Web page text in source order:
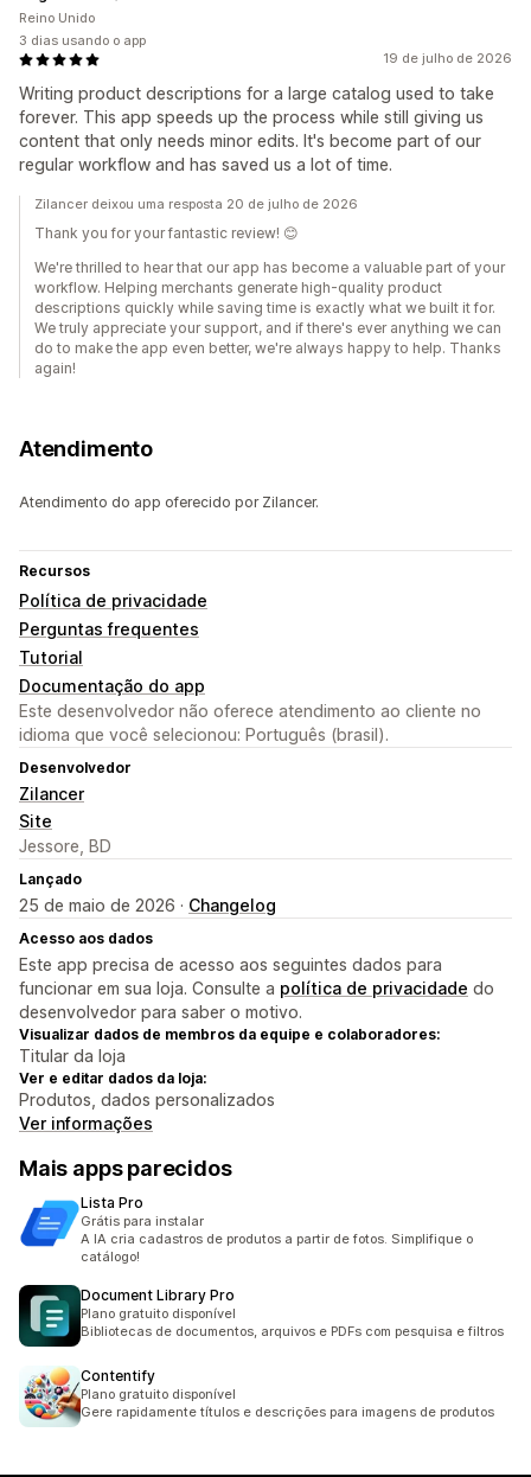
19 de julho de 2026
Writing product descriptions for a large catalog used to take
forever. This app speeds up the process while still giving us
content that only needs minor edits. It's become part of our
regular workflow and has saved us a lot of time.
Reino Unido
3 dias usando o app
Zilancer deixou uma resposta 20 de julho de 2026
Thank you for your fantastic review! 😊
We're thrilled to hear that our app has become a valuable part of your
workflow. Helping merchants generate high-quality product
descriptions quickly while saving time is exactly what we built it for.
We truly appreciate your support, and if there's ever anything we can
do to make the app even better, we're always happy to help. Thanks
again!
Atendimento
Atendimento do app oferecido por Zilancer.
Recursos
Política de privacidade
Perguntas frequentes
Tutorial
Documentação do app
Este desenvolvedor não oferece atendimento ao cliente no
idioma que você selecionou: Português (brasil).
Desenvolvedor
Zilancer
Site
Jessore, BD
Lançado
25 de maio de 2026 · Changelog
Acesso aos dados
Este app precisa de acesso aos seguintes dados para
funcionar em sua loja. Consulte a política de privacidade do
desenvolvedor para saber o motivo.
Visualizar dados de membros da equipe e colaboradores:
Titular da loja
Ver e editar dados da loja:
Produtos, dados personalizados
Ver informações
Mais apps parecidos
Lista Pro
Grátis para instalar
A IA cria cadastros de produtos a partir de fotos. Simplifique o
catálogo!
Document Library Pro
Plano gratuito disponível
Bibliotecas de documentos, arquivos e PDFs com pesquisa e filtros
Contentify
Plano gratuito disponível
Gere rapidamente títulos e descrições para imagens de produtos